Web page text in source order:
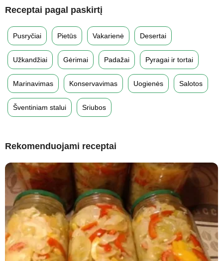
Receptai pagal paskirtį
Pusryčiai Pietūs Vakarienė Desertai
Užkandžiai Gėrimai Padažai Pyragai ir tortai
Marinavimas Konservavimas Uogienės Salotos
Šventiniam stalui Sriubos
Rekomenduojami receptai